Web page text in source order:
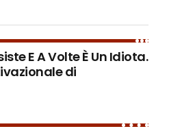
E A Volte È Un Idiota.
di